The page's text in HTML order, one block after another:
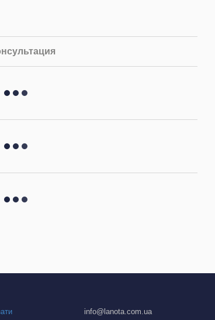
info@lanota.com.ua